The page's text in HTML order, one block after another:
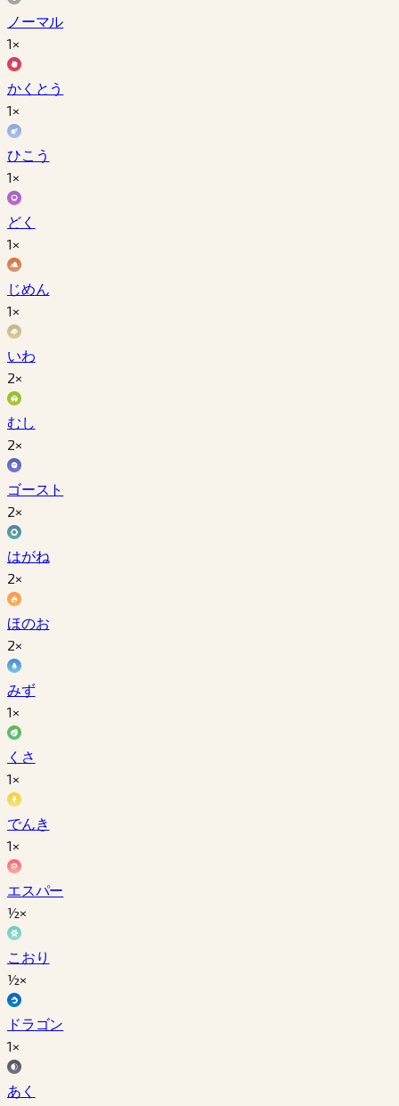
ノーマル
1×
かくとう
1×
ひこう
1×
どく
1×
じめん
1×
いわ
2×
むし
2×
ゴースト
2×
はがね
2×
ほのお
2×
みず
1×
くさ
1×
でんき
1×
エスパー
½×
こおり
½×
ドラゴン
1×
あく